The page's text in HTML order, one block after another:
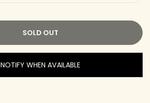
SOLD OUT
NOTIFY WHEN AVAILABLE